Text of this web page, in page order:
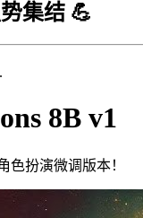
集结 💪
8B v1
色扮演微调版本！